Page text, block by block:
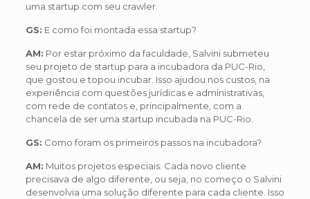
uma startup com seu crawler.
GS: E como foi montada essa startup?
AM: Por estar próximo da faculdade, Salvini submeteu
seu projeto de startup para a incubadora da PUC-Rio,
que gostou e topou incubar. Isso ajudou nos custos, na
experiência com questões jurídicas e administrativas,
com rede de contatos e, principalmente, com a
chancela de ser uma startup incubada na PUC-Rio.
GS: Como foram os primeiros passos na incubadora?
AM: Muitos projetos especiais. Cada novo cliente
precisava de algo diferente, ou seja, no começo o Salvini
desenvolvia uma solução diferente para cada cliente. Isso